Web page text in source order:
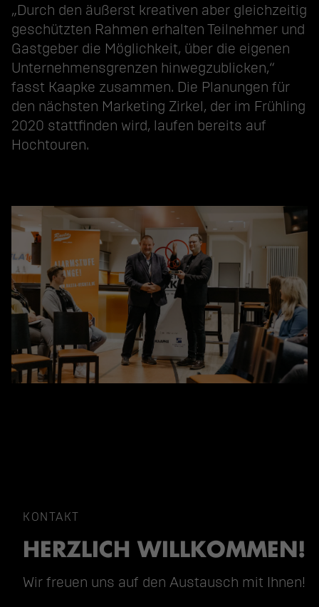
„Durch den äußerst kreativen aber gleichzeitig
geschützten Rahmen erhalten Teilnehmer und
Gastgeber die Möglichkeit, über die eigenen
Unternehmensgrenzen hinwegzublicken,“
fasst Kaapke zusammen. Die Planungen für
den nächsten Marketing Zirkel, der im Frühling
2020 stattfinden wird, laufen bereits auf
Hochtouren.
KONTAKT
HERZLICH WILLKOMMEN!
Wir freuen uns auf den Austausch mit Ihnen!